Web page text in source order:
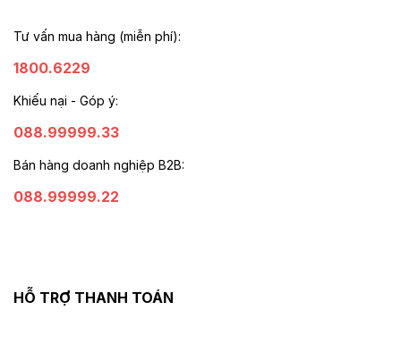
Tư vấn mua hàng (miễn phí):
1800.6229
Khiếu nại - Góp ý:
088.99999.33
Bán hàng doanh nghiệp B2B:
088.99999.22
HỖ TRỢ THANH TOÁN